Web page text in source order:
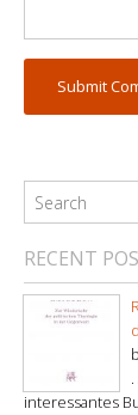
RECENT
interessantes